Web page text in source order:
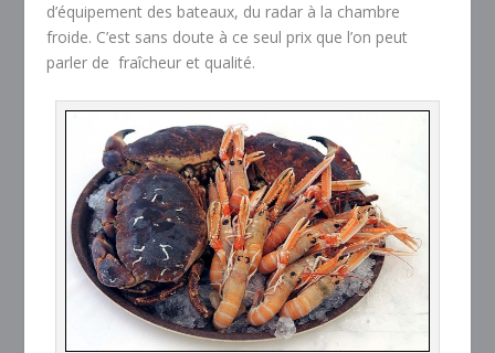
d’équipement des bateaux, du radar à la chambre
froide. C’est sans doute à ce seul prix que l’on peut
parler de fraîcheur et qualité.